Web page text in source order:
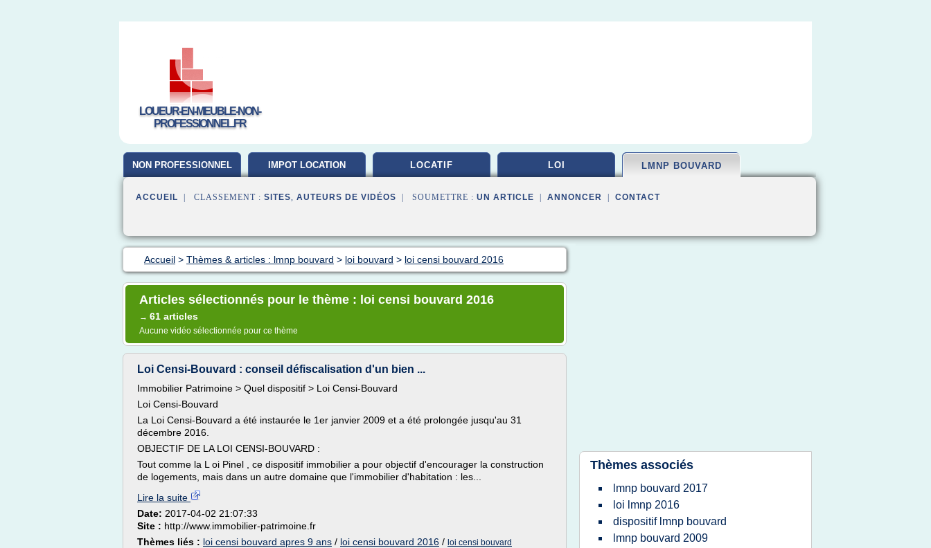
LOUEUR-EN-MEUBLE-NON-
PROFESSIONNEL.FR
NON PROFESSIONNEL IMPOT LOCATION LOCATIF LOI LMNP BOUVARD
ACCUEIL | CLASSEMENT : SITES, AUTEURS DE VIDÉOS | SOUMETTRE : UN ARTICLE ANNONCER CONTACT
Accueil > Thèmes & articles : lmnp bouvard > loi bouvard > loi censi bouvard 2016
Articles sélectionnés pour le thème : loi censi bouvard 2016
→ 61 articles
Aucune vidéo sélectionnée pour ce thème
Loi Censi-Bouvard : conseil défiscalisation d'un bien ...
Immobilier Patrimoine > Quel dispositif > Loi Censi-Bouvard
Loi Censi-Bouvard
La Loi Censi-Bouvard a été instaurée le 1er janvier 2009 et a été prolongée jusqu'au 31
décembre 2016.
OBJECTIF DE LA LOI CENSI-BOUVARD :
Tout comme la L oi Pinel , ce dispositif immobilier a pour objectif d'encourager la construction
de logements, mais dans un autre domaine que l'immobilier d'habitation : les...
Lire la suite
Date: 2017-04-02 21:07:33
Site : http://www.immobilier-patrimoine.fr
Thèmes liés : loi censi bouvard apres 9 ans / loi censi bouvard 2016 / loi censi bouvard
Thèmes associés
lmnp bouvard 2017
loi lmnp 2016
dispositif lmnp bouvard
lmnp bouvard 2009